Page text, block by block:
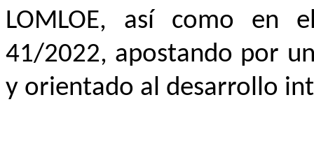
LOMLOE, así como en
41/2022, apostando por
y orientado al desarrollo